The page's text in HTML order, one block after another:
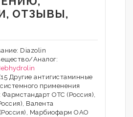
ОТЗЫВЫ,
Diazolin
Аналог:
Другие антигистаминные
применения
Фармстандарт ОТС (Россия),
Валента
Марбиофарм ОАО